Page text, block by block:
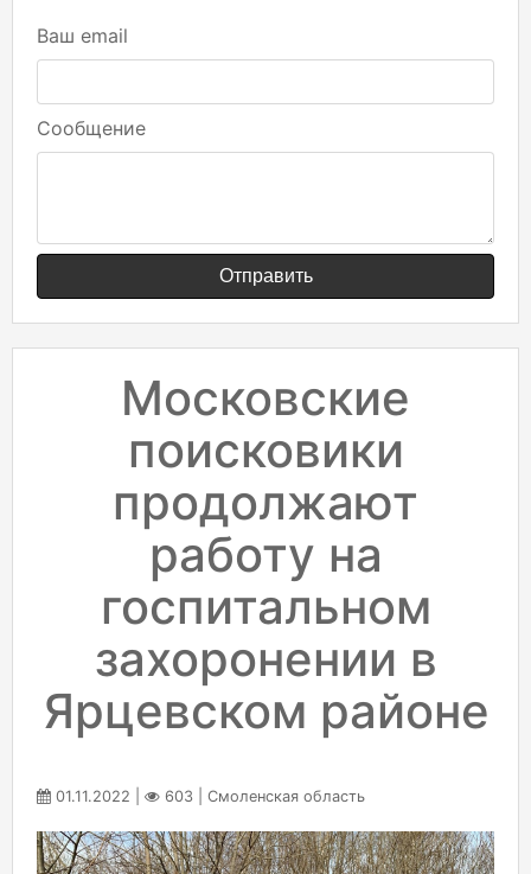
Ваш email
Сообщение
Отправить
Московские
поисковики
продолжают
работу на
госпитальном
захоронении в
Ярцевском районе
01.11.2022 | 603 | Смоленская область